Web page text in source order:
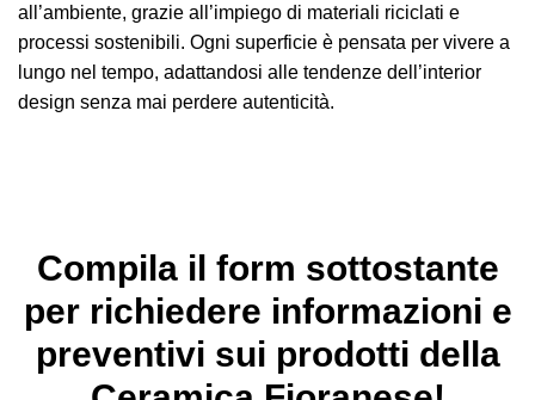
all’ambiente, grazie all’impiego di materiali riciclati e
processi sostenibili. Ogni superficie è pensata per vivere a
lungo nel tempo, adattandosi alle tendenze dell’interior
design senza mai perdere autenticità.
Compila il form sottostante
per richiedere informazioni e
preventivi sui prodotti della